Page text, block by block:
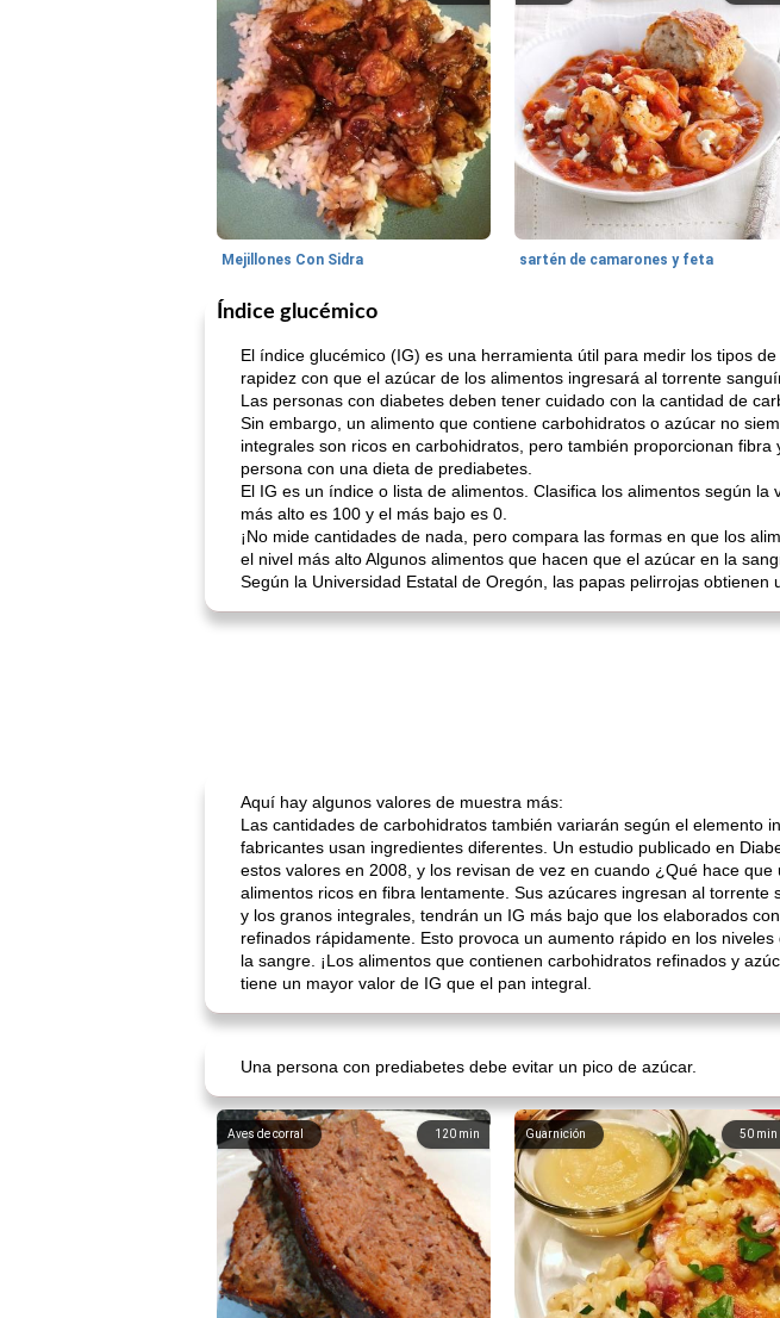
Mejillones Con Sidra sartén de camarones y feta
Índice glucémico
El índice glucémico (IG) es una herramienta útil para medir los tipos
rapidez con que el azúcar de los alimentos ingresará al torrente
Las personas con diabetes deben tener cuidado con la cantidad de
Sin embargo, un alimento que contiene carbohidratos o azúcar no
integrales son ricos en carbohidratos, pero también proporcionan
persona con una dieta de prediabetes.
El IG es un índice o lista de alimentos. Clasifica los alimentos según
más alto es 100 y el más bajo es 0.
¡No mide cantidades de nada, pero compara las formas en que los
el nivel más alto Algunos alimentos que hacen que el azúcar en la
Según la Universidad Estatal de Oregón, las papas pelirrojas
Aquí hay algunos valores de muestra más:
Las cantidades de carbohidratos también variarán según el elemento
fabricantes usan ingredientes diferentes. Un estudio publicado en
estos valores en 2008, y los revisan de vez en cuando ¿Qué hace
alimentos ricos en fibra lentamente. Sus azúcares ingresan al
y los granos integrales, tendrán un IG más bajo que los elaborados
refinados rápidamente. Esto provoca un aumento rápido en los
la sangre. ¡Los alimentos que contienen carbohidratos refinados y
tiene un mayor valor de IG que el pan integral.
Una persona con prediabetes debe evitar un pico de azúcar.
120 min
Aves de corral 50 min
Guarnición